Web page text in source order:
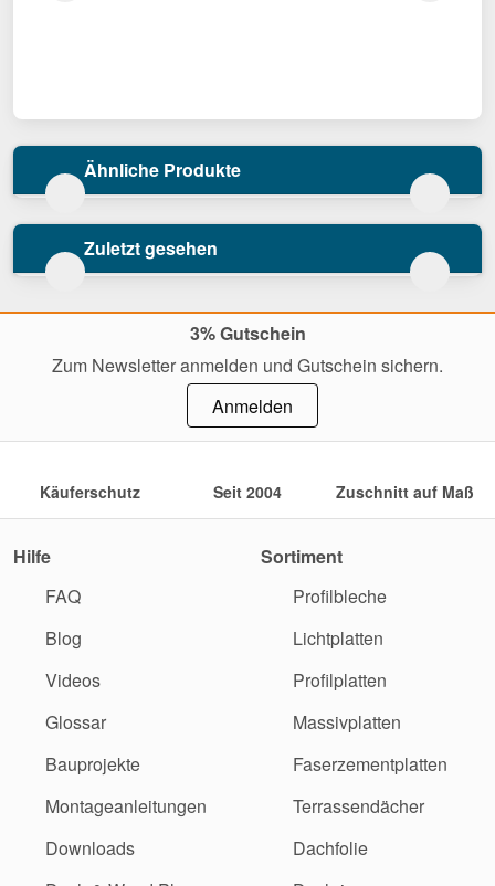
Ähnliche Produkte
Zuletzt gesehen
3% Gutschein
Zum Newsletter anmelden und Gutschein sichern.
Anmelden
Käuferschutz Seit 2004 Zuschnitt auf Maß
Hilfe
FAQ
Blog
Videos
Glossar
Bauprojekte
Montageanleitungen
Downloads
Sortiment
Profilbleche
Lichtplatten
Profilplatten
Massivplatten
Faserzementplatten
Terrassendächer
Dachfolie